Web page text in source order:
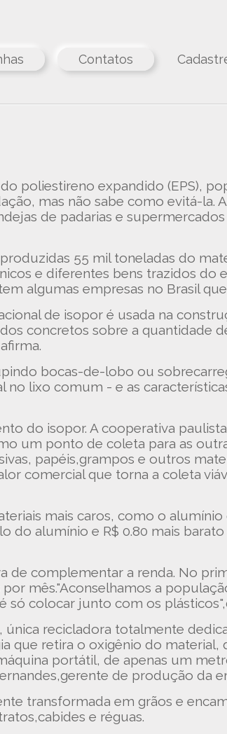
Contatos
poliestireno expandido (EPS),
mas não sabe como evitá-la.
de padarias e
55 mil toneladas do
e diferentes bens trazidos do
algumas empresas no Brasil
de isopor é usada na
concretos sobre a quantidade
bocas-de-lobo ou
lixo comum - e as
do isopor. A cooperativa
um ponto de coleta para as
papéis,grampos e outros
comercial que torna a coleta
mais caros, como o alumínio
do alumínio e R$ 0.80 mais
de complementar a renda. No
mês."Aconselhamos a
só colocar junto com os
recicladora totalmente
que retira o oxigênio do material,
portátil, de apenas um
de produção da
transformada em grãos e
e réguas.